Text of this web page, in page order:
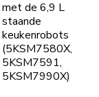
met de 6,9 L
staande
keukenrobots
(5KSM7580X,
5KSM7591,
5KSM7990X)